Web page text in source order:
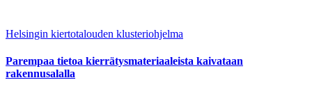
Helsingin kiertotalouden klusteriohjelma
Parempaa tietoa kierrätysmateriaaleista kaivataan
rakennusalalla